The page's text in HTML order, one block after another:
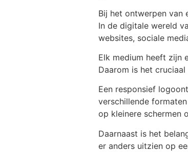
Bij het ontwerpen van
In de digitale wereld
websites, sociale
Elk medium heeft zijn
Daarom is het
Een responsief
verschillende
op kleinere schermen
Daarnaast is het
er anders uitzien op